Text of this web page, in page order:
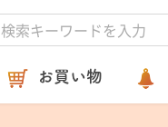
お買い物